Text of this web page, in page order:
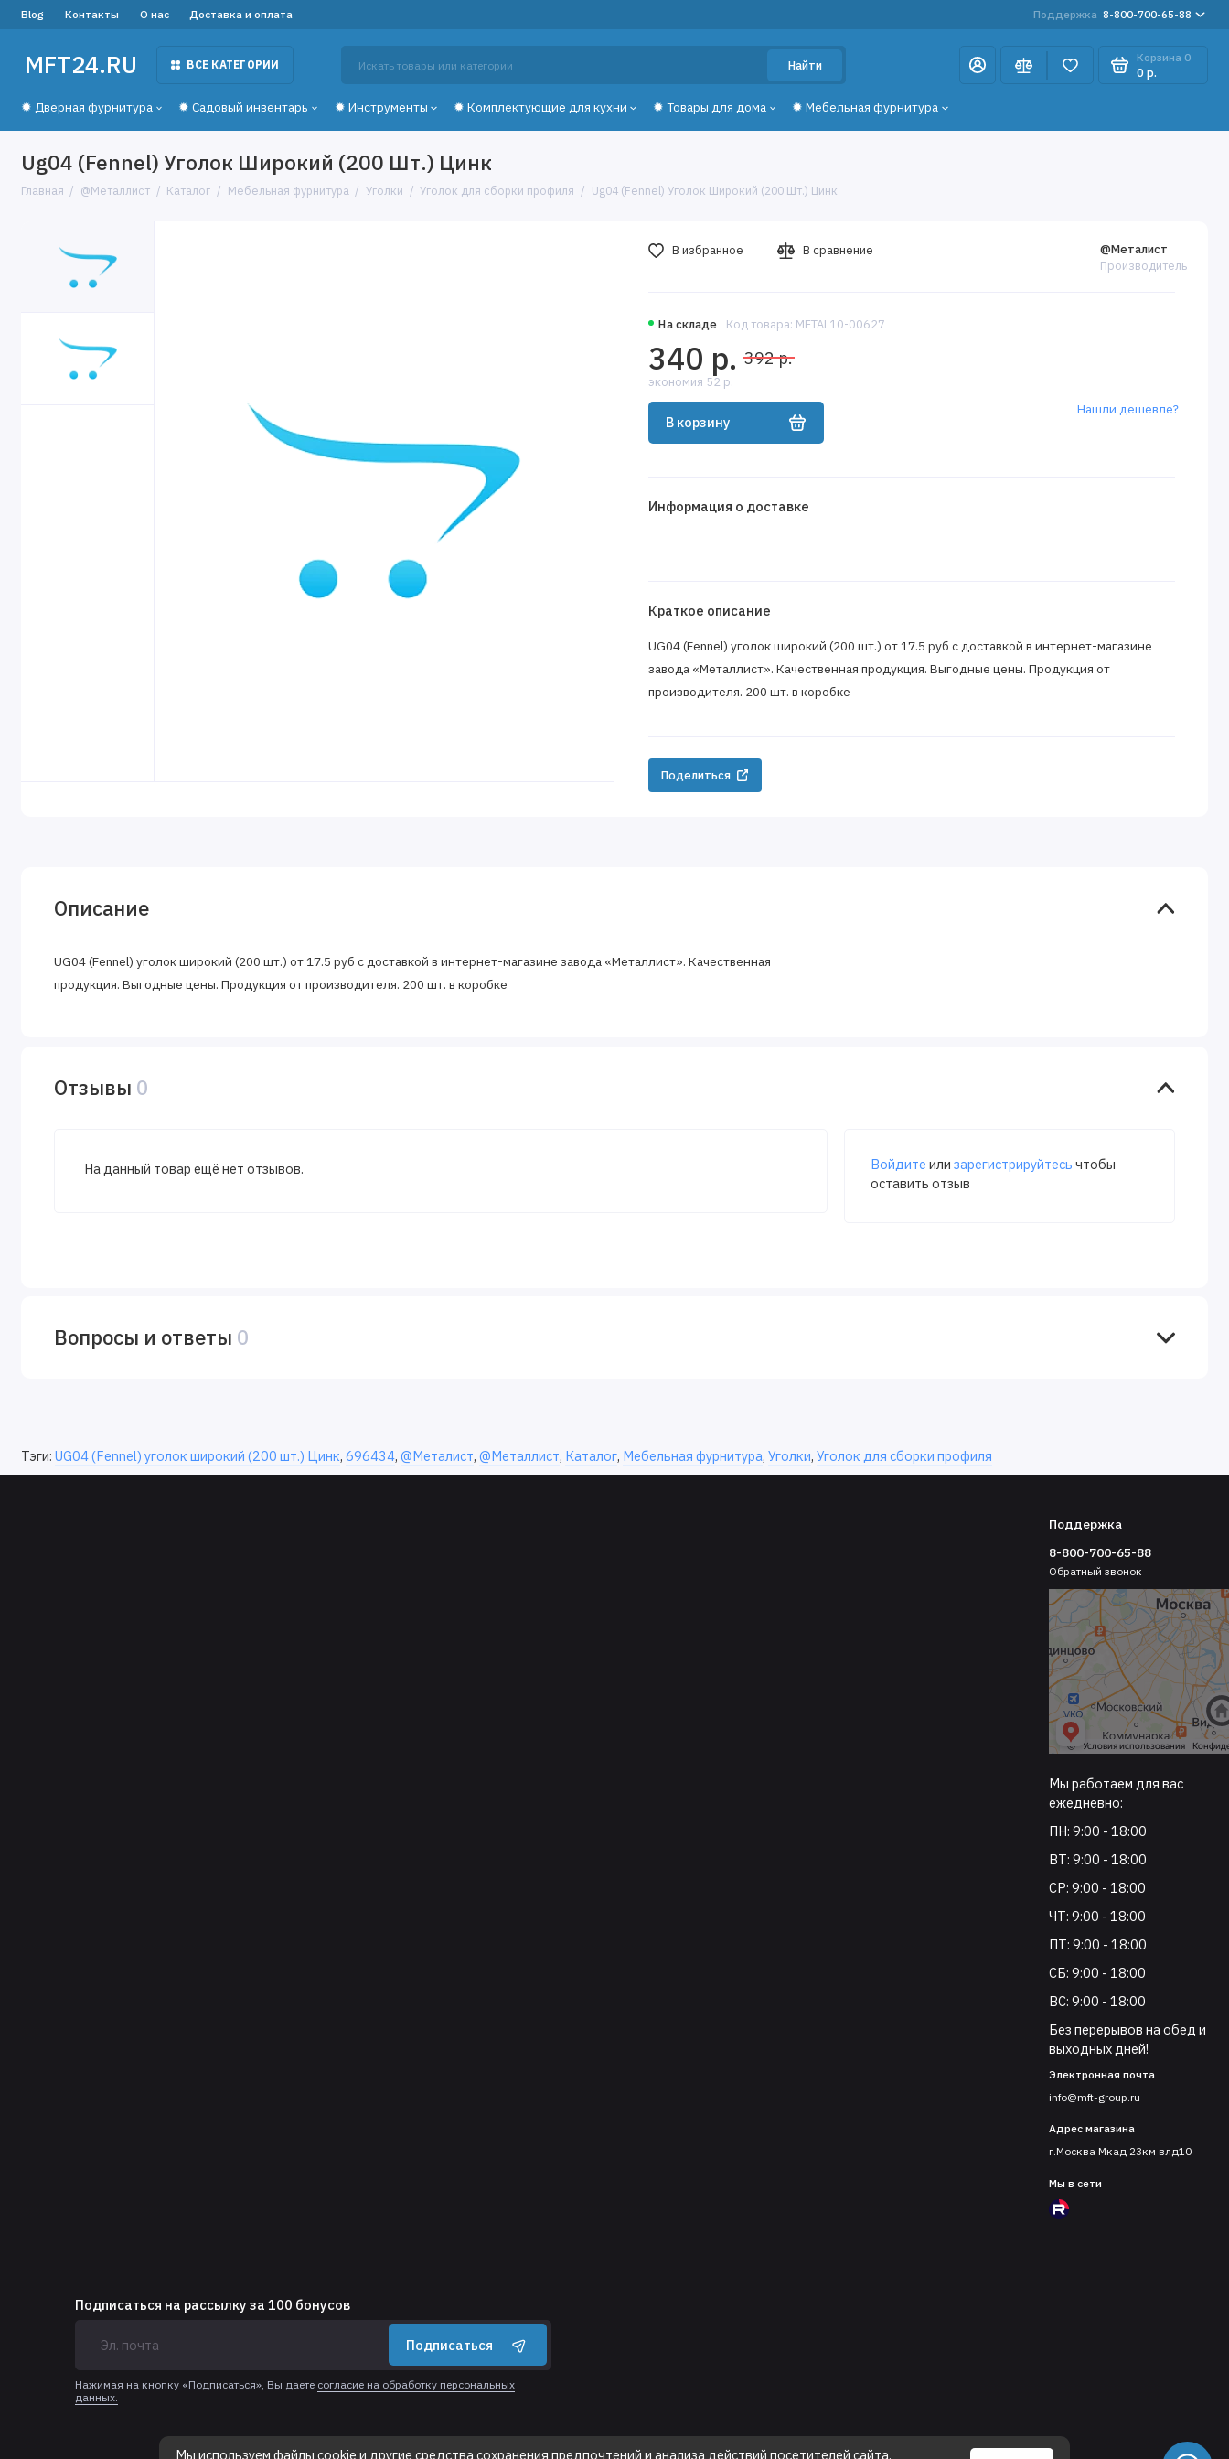
Blog Контакты О нас Доставка и оплата Поддержка 8-800-700-65-88
MFT24.RU ВСЕ КАТЕГОРИИ Найти
Корзина 0
0 р.
✹ Дверная фурнитура ✹ Садовый инвентарь ✹ Инструменты ✹ Комплектующие для кухни ✹ Товары для дома ✹ Мебельная фурнитура
Ug04 (Fennel) Уголок Широкий (200 Шт.) Цинк
Главная @Металлист Каталог Мебельная фурнитура Уголки Уголок для сборки профиля Ug04 (Fennel) Уголок Широкий (200 Шт.) Цинк
На складе Код товара: METAL10-00627
@Металист
Производитель
340 р. 392 р.
экономия 52 р.
В корзину
Нашли дешевле?
В избранное В сравнение
Информация о доставке
Краткое описание
UG04 (Fennel) уголок широкий (200 шт.) от 17.5 руб с доставкой в интернет-магазине
завода «Металлист». Качественная продукция. Выгодные цены. Продукция от
производителя. 200 шт. в коробке
Поделиться
Описание
UG04 (Fennel) уголок широкий (200 шт.) от 17.5 руб с доставкой в интернет-магазине завода «Металлист». Качественная
продукция. Выгодные цены. Продукция от производителя. 200 шт. в коробке
Отзывы 0
На данный товар ещё нет отзывов. Войдите или зарегистрируйтесь чтобы
оставить отзыв
Вопросы и ответы 0
Тэги: UG04 (Fennel) уголок широкий (200 шт.) Цинк, 696434, @Металист, @Металлист, Каталог, Мебельная фурнитура, Уголки, Уголок для сборки профиля
Мы используем файлы cookie и другие средства сохранения предпочтений и анализа действий посетителей сайта.
Поддержка
8-800-700-65-88
Обратный звонок
Мы работаем для вас
ежедневно:
ПН: 9:00 - 18:00
ВТ: 9:00 - 18:00
СР: 9:00 - 18:00
ЧТ: 9:00 - 18:00
ПТ: 9:00 - 18:00
СБ: 9:00 - 18:00
ВС: 9:00 - 18:00
Без перерывов на обед и
выходных дней!
Электронная почта
info@mft-group.ru
Адрес магазина
г.Москва Мкад 23км влд10
Мы в сети
Подписаться на рассылку за 100 бонусов
Подписаться
Нажимая на кнопку «Подписаться», Вы даете согласие на обработку персональных
данных.